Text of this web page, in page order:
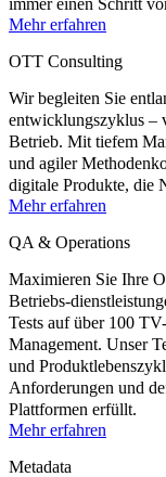
immer einen Schritt
Mehr erfahren
OTT Consulting
Wir begleiten Sie
entwicklungszyklus –
Betrieb. Mit tiefem
und agiler
digitale Produkte, die
Mehr erfahren
QA & Operations
Maximieren Sie Ihre
Betriebs-
Tests auf über 100
Management. Unser
und
Anforderungen und
Plattformen erfüllt.
Mehr erfahren
Metadata